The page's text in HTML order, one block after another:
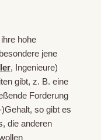
hohe
jene
, Ingenieure)
gibt, z. B. eine
Forderung
so gibt es
die anderen